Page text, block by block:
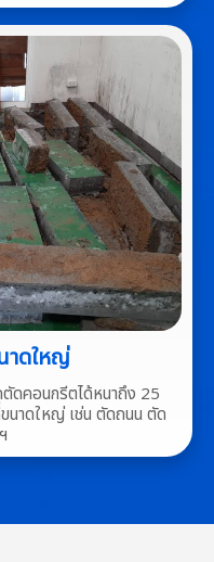
าดใหญ่
ดคอนกรีตได้หนาถึง 25
นาดใหญ่ เช่น ตัดถนน ตัด